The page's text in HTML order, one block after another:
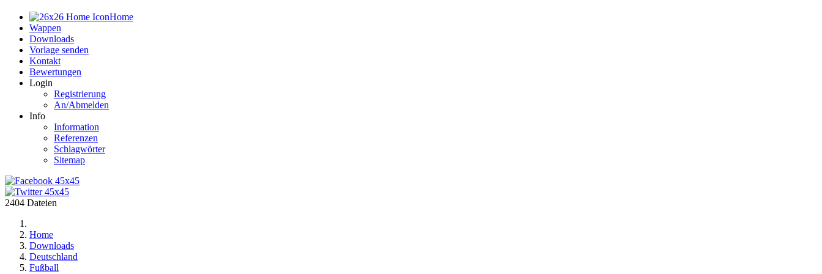
Home
Wappen
Downloads
Vorlage senden
Kontakt
Bewertungen
Login
Registrierung
An/Abmelden
Info
Information
Referenzen
Schlagwörter
Sitemap
2404 Dateien
Home
Downloads
Deutschland
Fußball